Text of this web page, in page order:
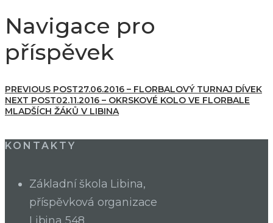
Navigace pro
příspěvek
PREVIOUS POST27.06.2016 – FLORBALOVÝ TURNAJ DÍVEK
NEXT POST02.11.2016 – OKRSKOVÉ KOLO VE FLORBALE
MLADŠÍCH ŽÁKŮ V LIBINA
KONTAKTY
Základní škola Libina,
příspěvková organizace